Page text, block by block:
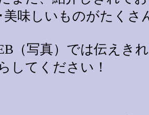
美味しいものがたくさ
（写真）では伝えき
してください！